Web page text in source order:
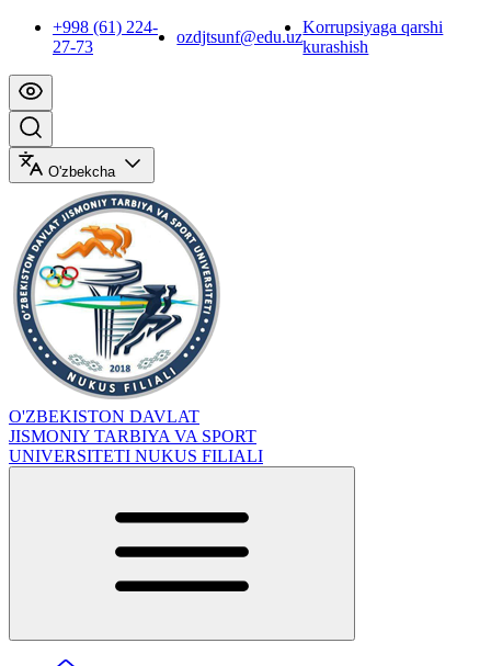
+998 (61) 224-
27-73
ozdjtsunf@edu.uz
Korrupsiyaga qarshi
kurashish
O'zbekcha
O'ZBEKISTON DAVLAT
JISMONIY TARBIYA VA SPORT
UNIVERSITETI NUKUS FILIALI